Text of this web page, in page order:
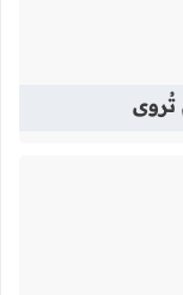
عن يزيد بن معاوية ـ
تُروى